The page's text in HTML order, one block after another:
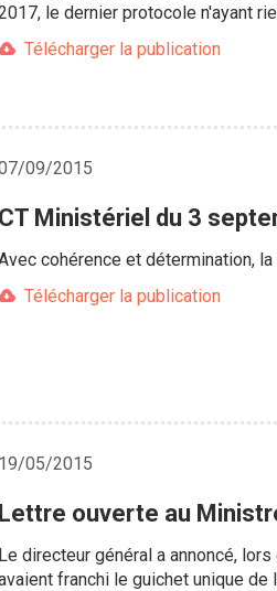
le dernier protocole n'ayant
Télécharger la publication
09/2015
CT Ministériel du 3
cohérence et détermination,
Télécharger la publication
19/05/2015
Lettre ouverte au
Le directeur général a annoncé,
franchi le guichet unique